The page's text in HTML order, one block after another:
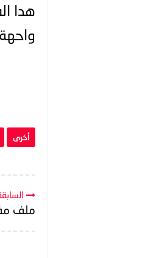
هدا
واحهة
أخرى
ملف